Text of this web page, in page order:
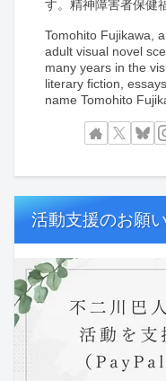
す。精神障害者保健
Tomohito Fujikawa,
adult visual novel
many years in the
literary fiction,
name Tomohito
活動支援のお願